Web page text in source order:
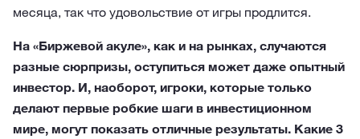
месяца, так что удовольствие от игры продлится.
На «Биржевой акуле», как и на рынках, случаются
разные сюрпризы, оступиться может даже опытный
инвестор. И, наоборот, игроки, которые только
делают первые робкие шаги в инвестиционном
мире, могут показать отличные результаты. Какие 3